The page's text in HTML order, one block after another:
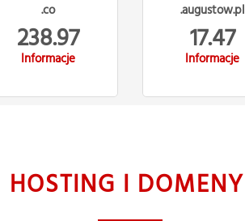
.co
238.97
Informacje
.augustow.pl
17.47
Informacje
HOSTING I DOMENY